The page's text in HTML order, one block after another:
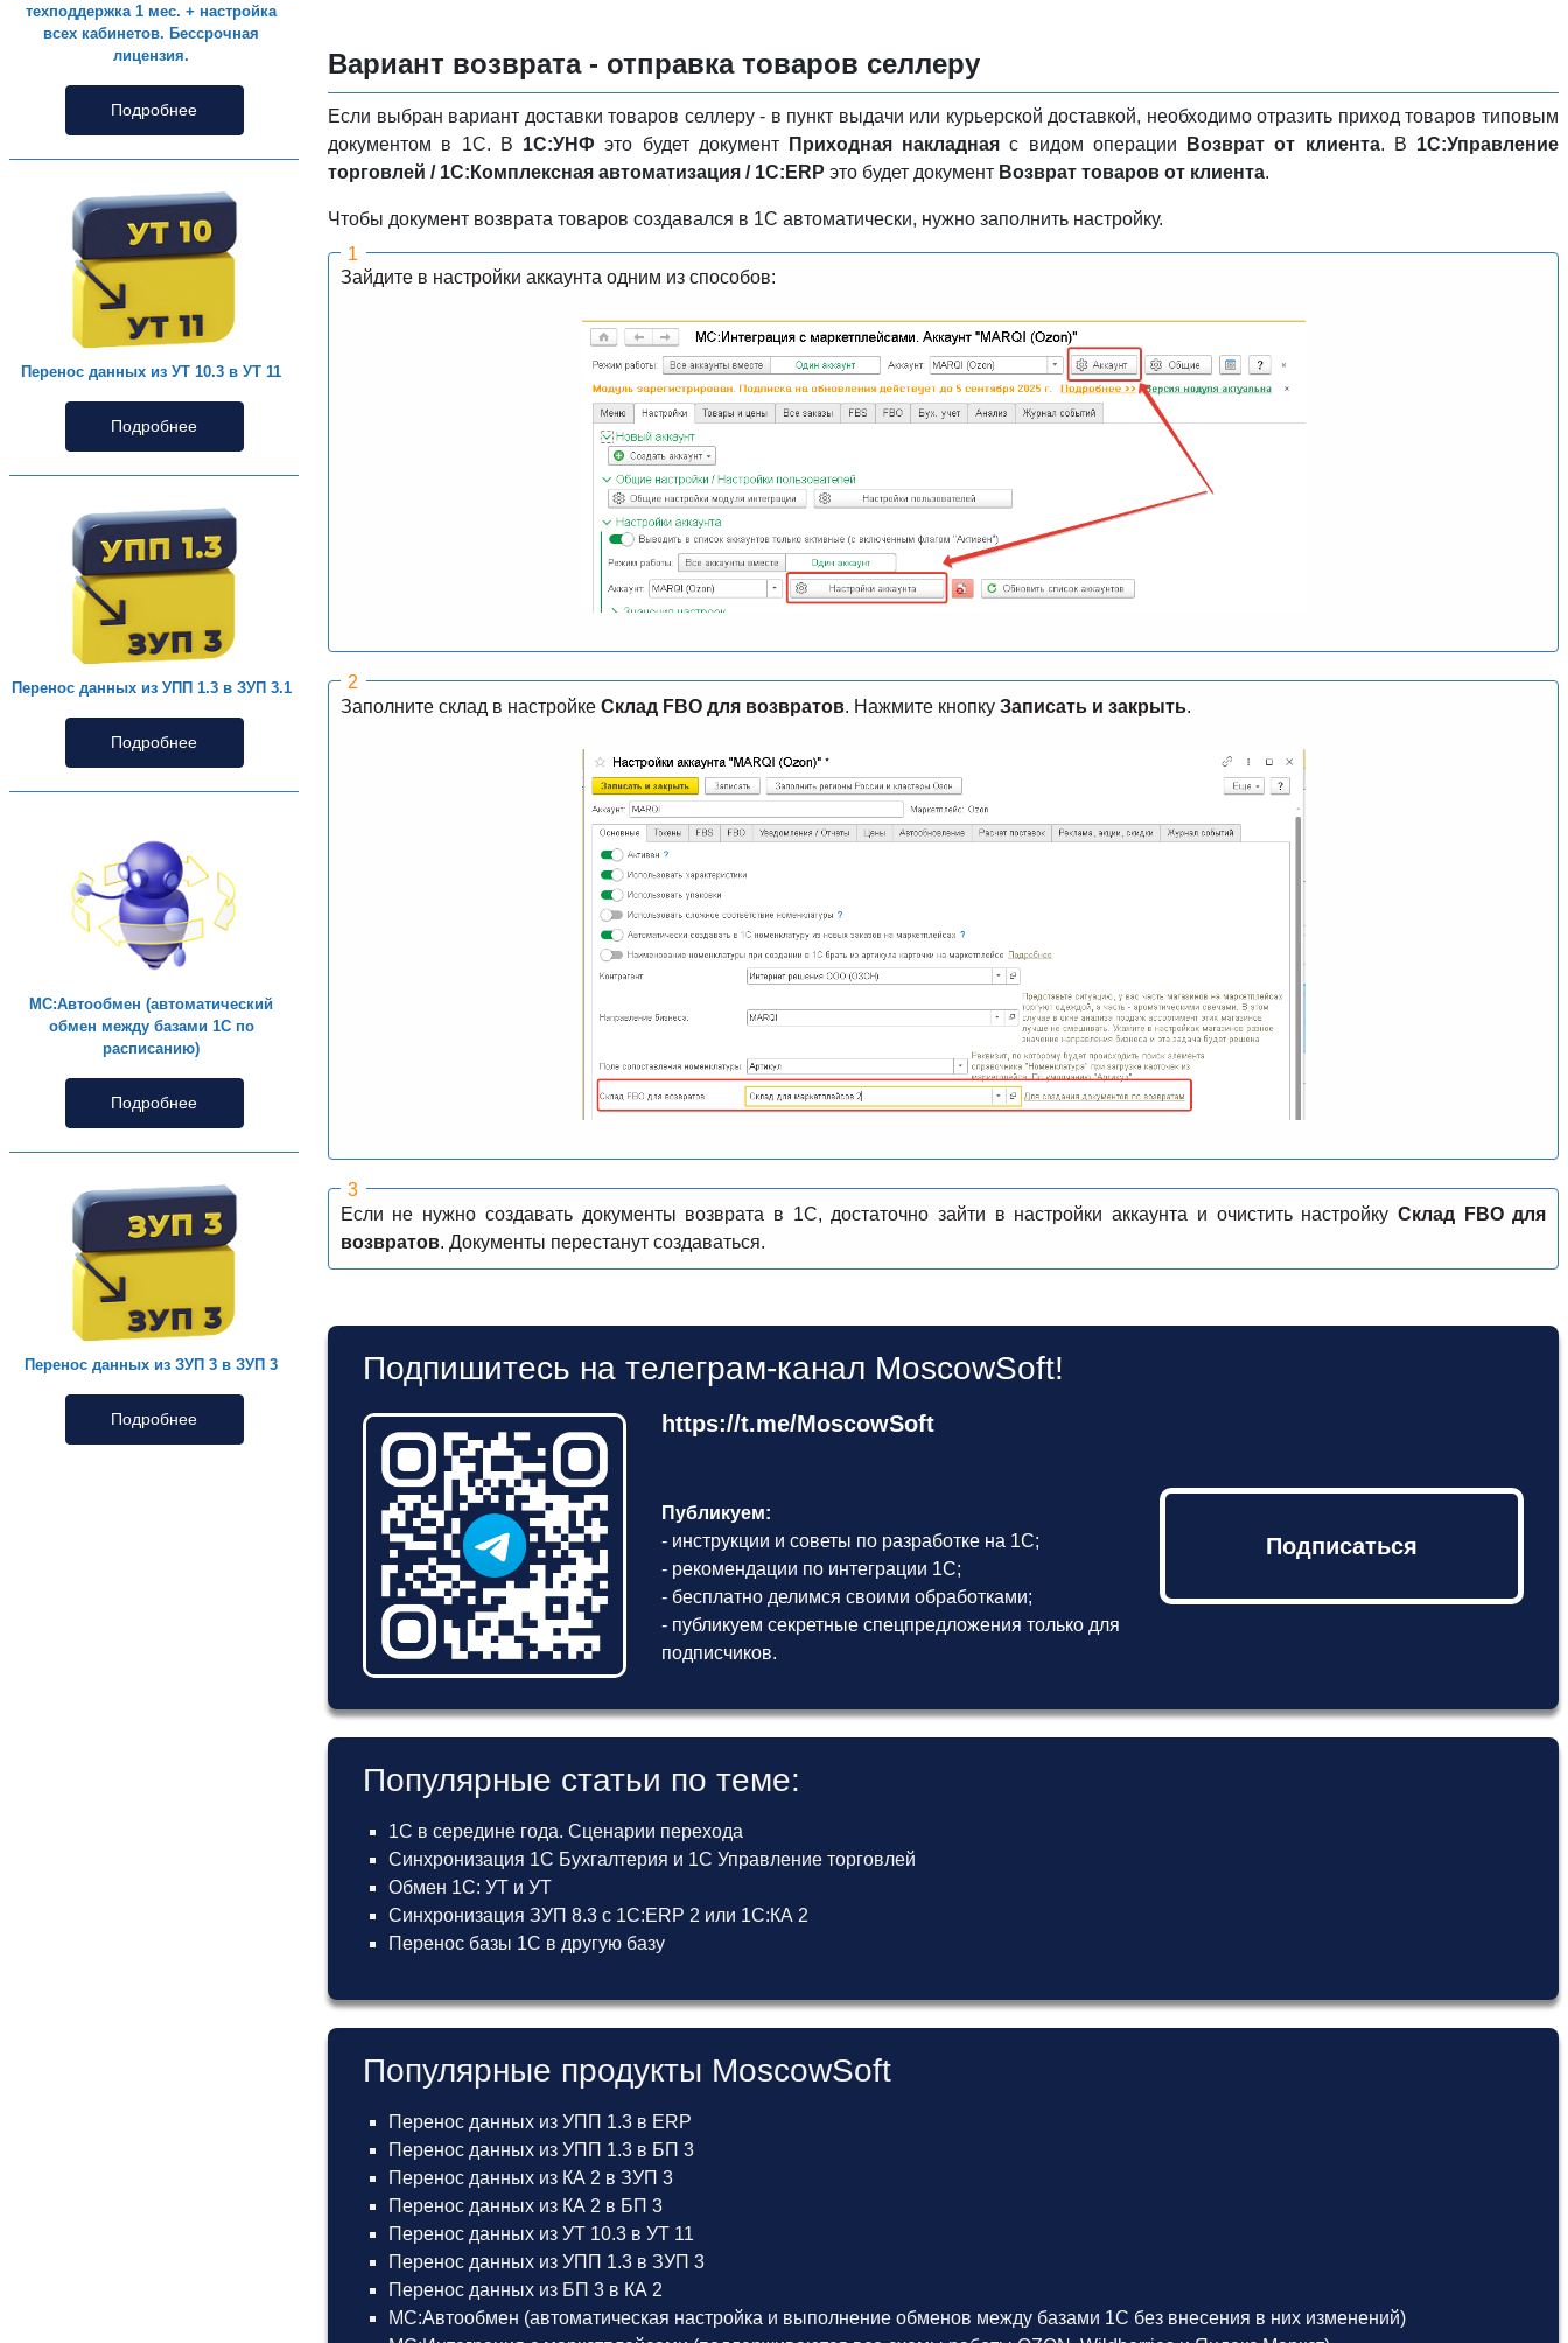
техподдержка 1 мес. + настройка
всех кабинетов. Бессрочная
лицензия.
Подробнее
Перенос данных из УТ 10.3 в УТ 11
Подробнее
Перенос данных из УПП 1.3 в ЗУП 3.1
Подробнее
МС:Автообмен (автоматический
обмен между базами 1С по
расписанию)
Подробнее
Перенос данных из ЗУП 3 в ЗУП 3
Подробнее
Вариант возврата - отправка товаров селлеру
Если выбран вариант доставки товаров селлеру - в пункт выдачи или курьерской доставкой, необходимо отразить приход товаров типовым
документом в 1С. В 1С:УНФ это будет документ Приходная накладная с видом операции Возврат от клиента. В 1С:Управление
торговлей / 1С:Комплексная автоматизация / 1С:ERP это будет документ Возврат товаров от клиента.
Чтобы документ возврата товаров создавался в 1С автоматически, нужно заполнить настройку.
Зайдите в настройки аккаунта одним из способов:
Заполните склад в настройке Склад FBO для возвратов. Нажмите кнопку Записать и закрыть.
Если не нужно создавать документы возврата в 1С, достаточно зайти в настройки аккаунта и очистить настройкуСклад FBO для
возвратов. Документы перестанут создаваться.
Подпишитесь на телеграм-канал MoscowSoft!
https://t.me/MoscowSoft
Публикуем:
- инструкции и советы по разработке на 1С;
- рекомендации по интеграции 1С;
- бесплатно делимся своими обработками;
- публикуем секретные спецпредложения только для
подписчиков.
Подписаться
Популярные статьи по теме:
1С в середине года. Сценарии перехода
Синхронизация 1С Бухгалтерия и 1С Управление торговлей
Обмен 1С: УТ и УТ
Синхронизация ЗУП 8.3 с 1С:ERP 2 или 1С:КА 2
Перенос базы 1С в другую базу
Популярные продукты MoscowSoft
Перенос данных из УПП 1.3 в ERP
Перенос данных из УПП 1.3 в БП 3
Перенос данных из КА 2 в ЗУП 3
Перенос данных из КА 2 в БП 3
Перенос данных из УТ 10.3 в УТ 11
Перенос данных из УПП 1.3 в ЗУП 3
Перенос данных из БП 3 в КА 2
МС:Автообмен (автоматическая настройка и выполнение обменов между базами 1С без внесения в них изменений)